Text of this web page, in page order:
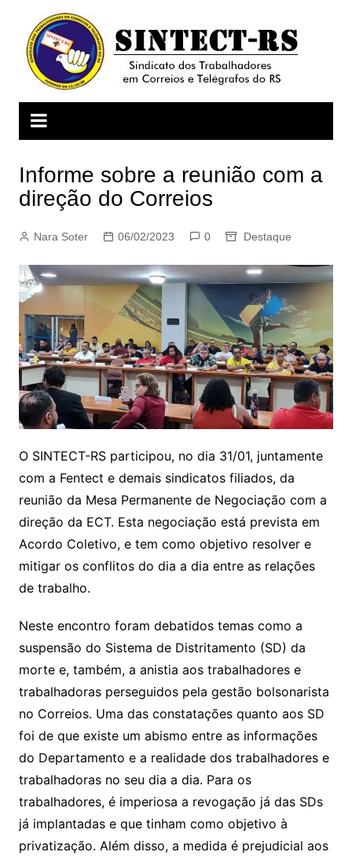
conteúdo
Informe sobre a reunião com a
direção do Correios
Nara Soter 06/02/2023 0 Destaque
O SINTECT-RS participou, no dia 31/01, juntamente
com a Fentect e demais sindicatos filiados, da
reunião da Mesa Permanente de Negociação com a
direção da ECT. Esta negociação está prevista em
Acordo Coletivo, e tem como objetivo resolver e
mitigar os conflitos do dia a dia entre as relações
de trabalho.
Neste encontro foram debatidos temas como a
suspensão do Sistema de Distritamento (SD) da
morte e, também, a anistia aos trabalhadores e
trabalhadoras perseguidos pela gestão bolsonarista
no Correios. Uma das constatações quanto aos SD
foi de que existe um abismo entre as informações
do Departamento e a realidade dos trabalhadores e
trabalhadoras no seu dia a dia. Para os
trabalhadores, é imperiosa a revogação já das SDs
já implantadas e que tinham como objetivo à
privatização. Além disso, a medida é prejudicial aos